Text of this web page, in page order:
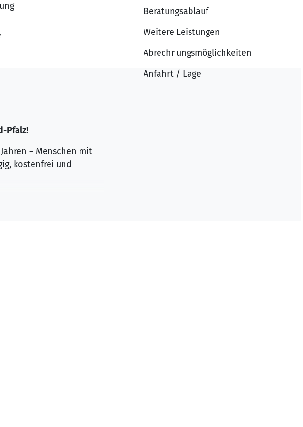
Pfalz!
– Menschen mit
kostenfrei und
Außenstellen in
(Kliniken, Arztpraxen,
Beratungsablauf
Weitere Leistungen
Abrechnungsmöglichkeiten
Anfahrt / Lage